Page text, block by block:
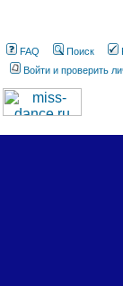
FAQ Поиск
Войти и проверить